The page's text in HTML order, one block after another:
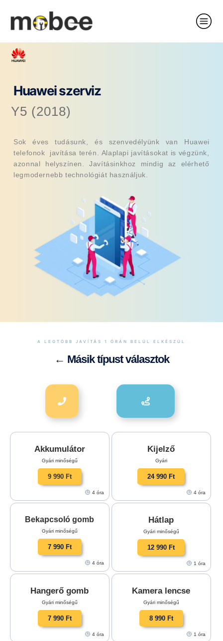
Huawei szerviz
Y5 (2018)
Sok éves tudásunk, és szenvedélyünk van Huawei
telefonok javítása terén. Alaplapi javításokat is végzünk,
azonnal helyszínen. Javításinkhoz mindig az elérhető
legmodernebb technológiát használjuk.
A LEGTÖBB JAVÍTÁS 1 ÓRÁN BELÜL ELKÉSZÜL
← Másik típust választok
Akkumulátor
Gyári minőségű
9 990 Ft
4 óra
Kijelző
Gyári
24 990 Ft
4 óra
Bekapcsoló gomb
Gyári minőségű
7 990 Ft
4 óra
Hátlap
Gyári minőségű
12 990 Ft
1 óra
Hangerő gomb
Gyári minőségű
7 990 Ft
4 óra
Kamera lencse
Gyári minőségű
8 990 Ft
1 óra